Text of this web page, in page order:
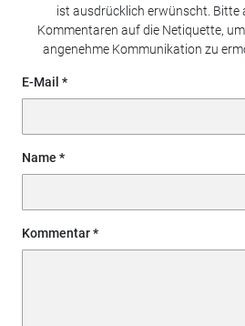
ist ausdrücklich erwünscht. Bitte
Kommentaren auf die Netiquette,
angenehme Kommunikation zu
E-Mail
Name
Kommentar